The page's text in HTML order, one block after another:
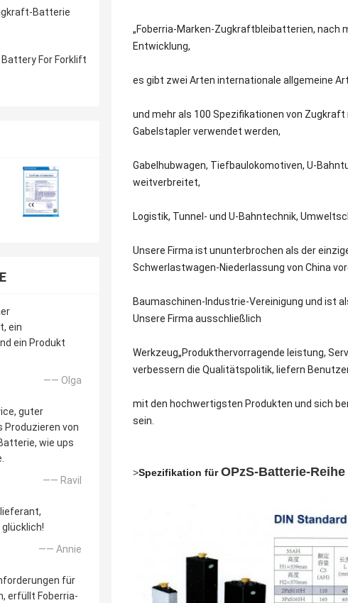
Batterie
For Forklift
ein
ein Produkt
—— Olga
guter
von
wie ups
—— Ravil
—— Annie
für
erfüllt Foberria-
„Foberria-Marken-Zugkraftbleibatterien, nach
Entwicklung,
es gibt zwei Arten internationale allgemeine
und mehr als 100 Spezifikationen von
Gabelstapler verwendet werden,
Gabelhubwagen, Tiefbaulokomotiven, U-
weitverbreitet,
Logistik, Tunnel- und U-Bahntechnik,
Unsere Firma ist ununterbrochen als der
Schwerlastwagen-Niederlassung von China
Baumaschinen-Industrie-Vereinigung und ist
Unsere Firma ausschließlich
Werkzeug„Produkthervorragende leistung,
verbessern die Qualitätspolitik, liefern
mit den hochwertigsten Produkten und sich
sein.
>Spezifikation fürOPzS-Batterie-Reihe